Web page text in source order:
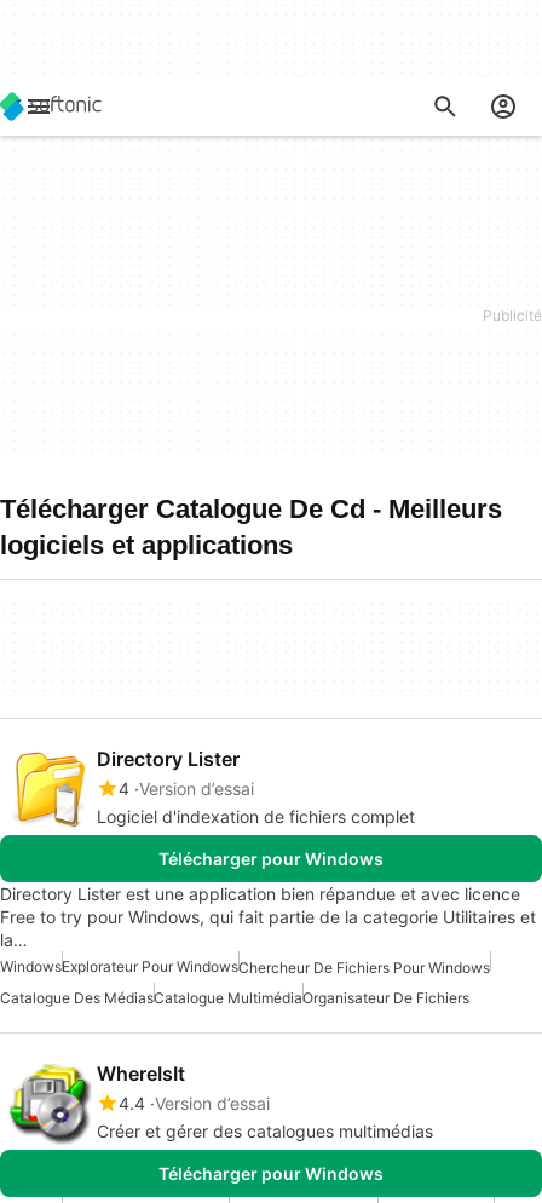
Télécharger Catalogue De Cd - Meilleurs
logiciels et applications
Directory Lister
4 Version d’essai
Logiciel d'indexation de fichiers complet
Télécharger pour Windows
Directory Lister est une application bien répandue et avec licence
Free to try pour Windows, qui fait partie de la categorie Utilitaires et
la…
WindowsExplorateur Pour WindowsChercheur De Fichiers Pour Windows
Catalogue Des MédiasCatalogue MultimédiaOrganisateur De Fichiers
WhereIsIt
4.4 Version d’essai
Créer et gérer des catalogues multimédias
Télécharger pour Windows